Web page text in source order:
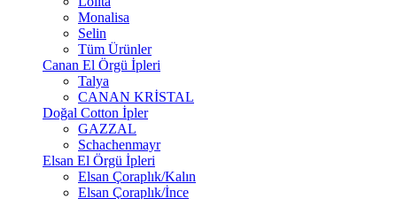
Monalisa
Selin
Tüm Ürünler
Canan El Örgü İpleri
Talya
CANAN KRİSTAL
Doğal Cotton İpler
GAZZAL
Schachenmayr
Elsan El Örgü İpleri
Elsan Çoraplık/Kalın
Elsan Çoraplık/İnce